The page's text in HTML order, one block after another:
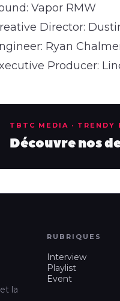
Vapor RMW
Director:
Ryan
Producer:
TBTC MEDIA · TRENDY
Découvre nos
la
RUBRIQUES
Interview
Playlist
Event